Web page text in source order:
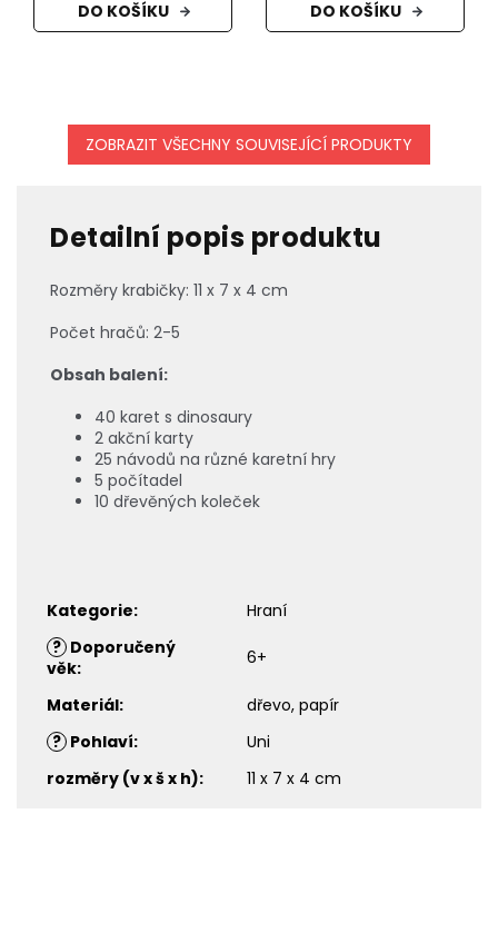
DO KOŠÍKU DO KOŠÍKU
ZOBRAZIT VŠECHNY SOUVISEJÍCÍ PRODUKTY
Detailní popis produktu
Rozměry krabičky: 11 x 7 x 4 cm
Počet hračů: 2-5
Obsah balení:
40 karet s dinosaury
2 akční karty
25 návodů na různé karetní hry
5 počítadel
10 dřevěných koleček
Kategorie:
Hraní
? Doporučený
věk: 6+
Materiál:
dřevo, papír
? Pohlaví:
Uni
rozměry (v x š x h): 11 x 7 x 4 cm